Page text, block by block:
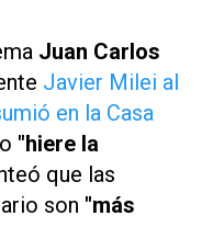
Juan Carlos
Javier Milei al
en la Casa
"hiere la
que las
son "más